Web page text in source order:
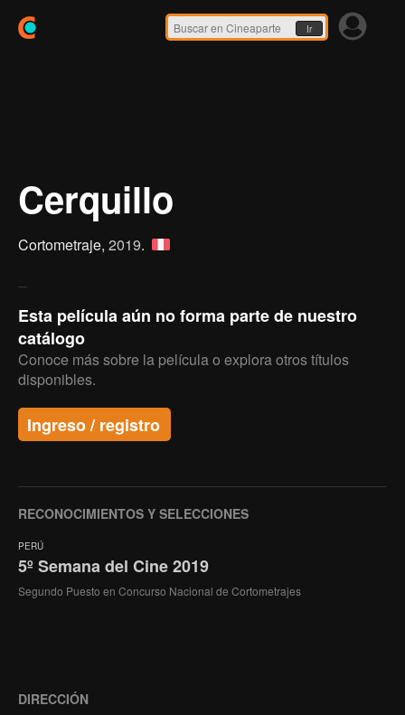
Ir
Cerquillo
Cortometraje, 2019.
Esta película aún no forma parte de nuestro
catálogo
Conoce más sobre la película o explora otros títulos
disponibles.
Ingreso / registro
RECONOCIMIENTOS Y SELECCIONES
PERÚ
5º Semana del Cine 2019
Segundo Puesto en Concurso Nacional de Cortometrajes
DIRECCIÓN